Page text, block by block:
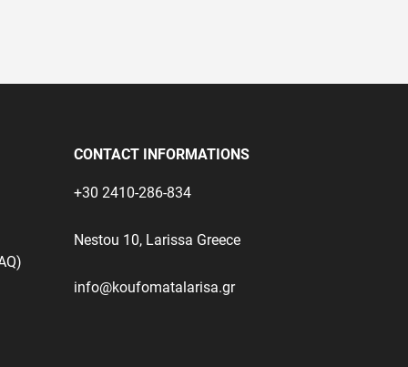
CONTACT INFORMATIONS
+30 2410-286-834
Nestou 10, Larissa Greece
info@koufomatalarisa.gr